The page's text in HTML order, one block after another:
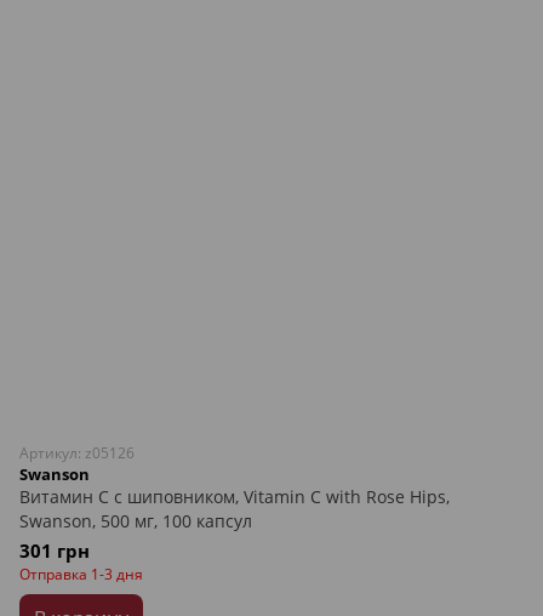
Артикул: z05126
Swanson
Витамин С с шиповником, Vitamin C with Rose Hips,
Swanson, 500 мг, 100 капсул
301 грн
Отправка 1-3 дня